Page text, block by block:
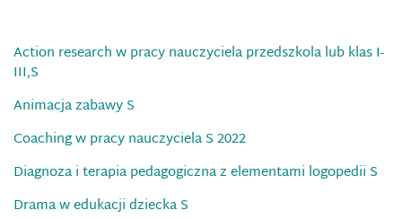
Action research w pracy nauczyciela przedszkola lub klas I-
III,S
Animacja zabawy S
Coaching w pracy nauczyciela S 2022
Diagnoza i terapia pedagogiczna z elementami logopedii S
Drama w edukacji dziecka S